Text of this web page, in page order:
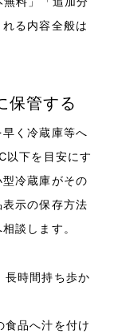
る内容全般は
保管する
く冷蔵庫等へ
以下を目安にす
冷蔵庫がその
示の保存方法
談します。
長時間持ち歩か
食品へ汁を付け